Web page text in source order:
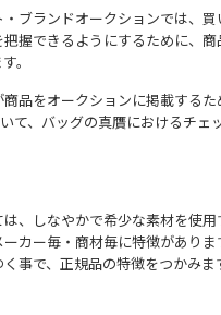
ブランドオークションでは、
把握できるようにするために、
。
品をオークションに掲載する
て、バッグの真贋におけるチェ
、しなやかで希少な素材を使
カー毎・商材毎に特徴があり
事で、正規品の特徴をつかみま